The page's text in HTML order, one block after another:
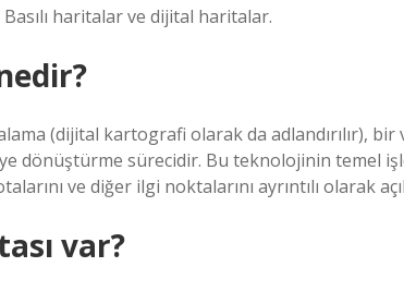
haritalar ve dijital haritalar.
(dijital kartografi olarak da adlandırılır),
dönüştürme sürecidir. Bu teknolojinin temel
ve diğer ilgi noktalarını ayrıntılı olarak
var?